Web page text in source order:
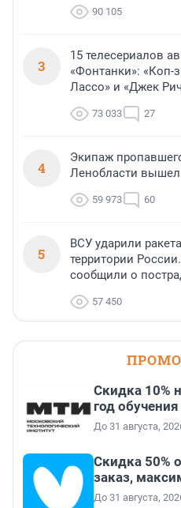
90 105
3
15 телесериалов
«Фонтанки»: «Коп-
Лассо» и «Джек
73 033 27
4
Экипаж
Ленобласти вышел
59 973 60
5
ВСУ ударили
территории
сообщили о
57 450
Скидка 10%
год обучения
До 31 августа,
Скидка 50%
заказ,
До 31 августа,